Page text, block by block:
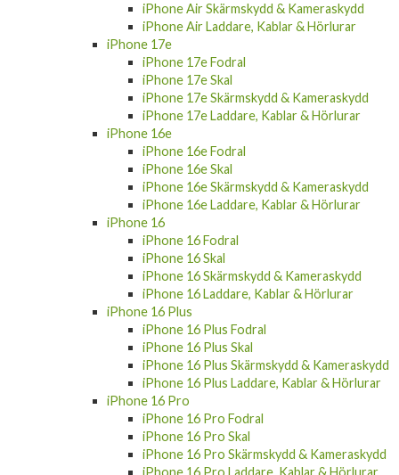
iPhone Air Skärmskydd & Kameraskydd
iPhone Air Laddare, Kablar & Hörlurar
iPhone 17e
iPhone 17e Fodral
iPhone 17e Skal
iPhone 17e Skärmskydd & Kameraskydd
iPhone 17e Laddare, Kablar & Hörlurar
iPhone 16e
iPhone 16e Fodral
iPhone 16e Skal
iPhone 16e Skärmskydd & Kameraskydd
iPhone 16e Laddare, Kablar & Hörlurar
iPhone 16
iPhone 16 Fodral
iPhone 16 Skal
iPhone 16 Skärmskydd & Kameraskydd
iPhone 16 Laddare, Kablar & Hörlurar
iPhone 16 Plus
iPhone 16 Plus Fodral
iPhone 16 Plus Skal
iPhone 16 Plus Skärmskydd & Kameraskydd
iPhone 16 Plus Laddare, Kablar & Hörlurar
iPhone 16 Pro
iPhone 16 Pro Fodral
iPhone 16 Pro Skal
iPhone 16 Pro Skärmskydd & Kameraskydd